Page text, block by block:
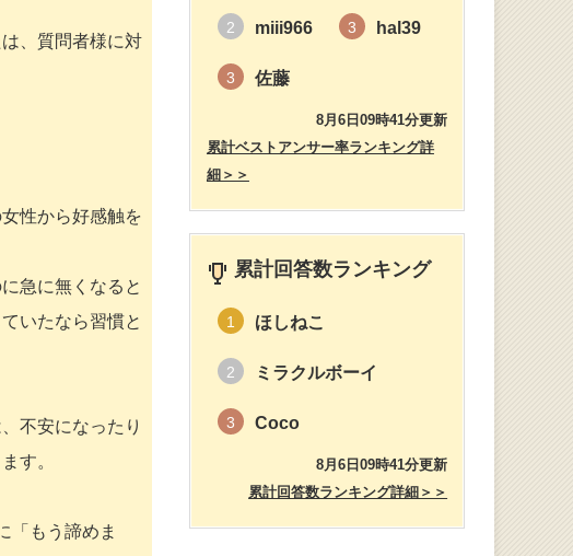
、質問者様に対
性から好感触を
急に無くなると
いたなら習慣と
不安になったり
す。
「もう諦めま
2 miii966 3 hal39
3 佐藤
8月6日09時41分更新
累計ベストアンサー率ランキング詳
細＞＞
累計回答数ランキング
1 ほしねこ
2 ミラクルボーイ
3 Coco
8月6日09時41分更新
累計回答数ランキング詳細＞＞